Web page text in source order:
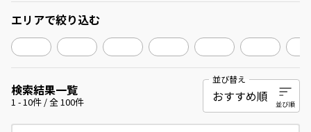
検索結果一覧
1 -10件 / 全100件
並び替え
エリアで絞り込む